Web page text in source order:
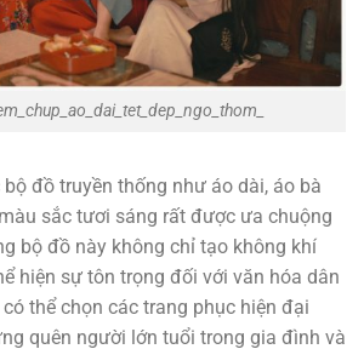
đồ truyền thống như áo dài, áo bà
sắc tươi sáng rất được ưa chuộng
bộ đồ này không chỉ tạo không khí
hiện sự tôn trọng đối với văn hóa dân
thể chọn các trang phục hiện đại
quên người lớn tuổi trong gia đình và